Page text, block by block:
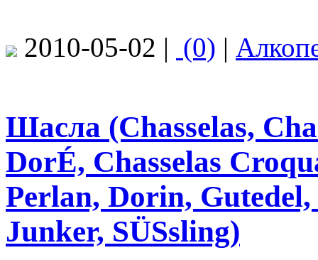
2010-05-02 | (0) |
Шасла (Chasselas,
DorÉ, Chasselas
Perlan, Dorin,
Junker, SÜSsling)